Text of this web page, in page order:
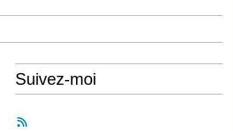
Suivez-moi